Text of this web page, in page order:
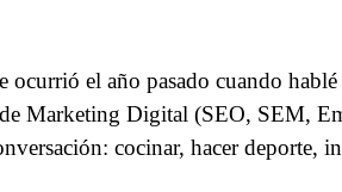
ocurrió el año pasado cuando hablé
Marketing Digital (SEO, SEM,
cocinar, hacer deporte,